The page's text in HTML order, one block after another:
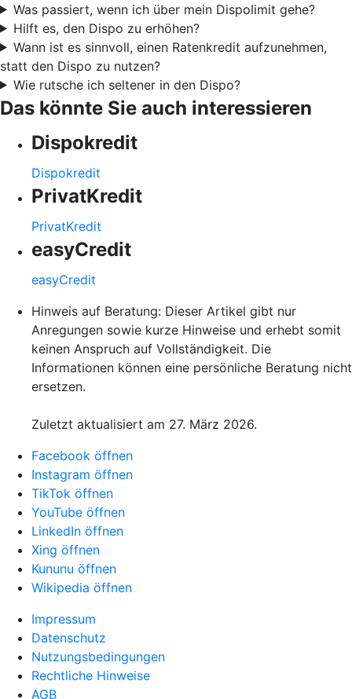
Was passiert, wenn ich über mein Dispolimit gehe?
Hilft es, den Dispo zu erhöhen?
Wann ist es sinnvoll, einen Ratenkredit aufzunehmen,
statt den Dispo zu nutzen?
Wie rutsche ich seltener in den Dispo?
Das könnte Sie auch interessieren
Dispokredit
Dispokredit
PrivatKredit
PrivatKredit
easyCredit
easyCredit
Hinweis auf Beratung: Dieser Artikel gibt nur
Anregungen sowie kurze Hinweise und erhebt somit
keinen Anspruch auf Vollständigkeit. Die
Informationen können eine persönliche Beratung nicht
ersetzen.
Zuletzt aktualisiert am 27. März 2026.
Facebook öffnen
Instagram öffnen
TikTok öffnen
YouTube öffnen
LinkedIn öffnen
Xing öffnen
Kununu öffnen
Wikipedia öffnen
Impressum
Datenschutz
Nutzungsbedingungen
Rechtliche Hinweise
AGB